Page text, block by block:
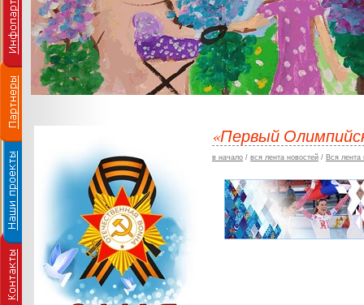
«Первый
в начало / вся лента новостей / Вся лента